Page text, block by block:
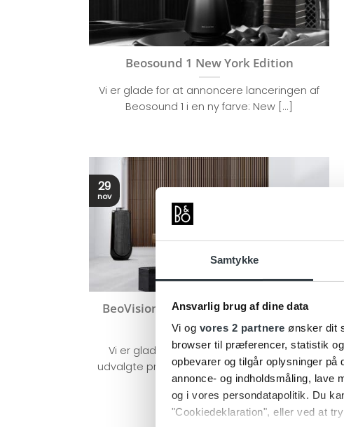
Samtykke
Ansvarlig brug af dine data
Vi og vores 2 partnere ønsker dit
browser til præferencer, statistik
opbevarer og tilgår oplysninger på
annonce- og indholdsmåling, lave
og i vores persondatapolitik. Du
"Cookiedeklaration", eller ved at
Beosound 1 New York Edition
Vi er glade for at annoncere lanceringen af
Beosound 1 i en ny farve: New [...]
BeoVision Eclipse & BeoLab 50 i Piano
Black
Vi er glade for at kunne præsentere de
udvalgte produkter Beolab 50 og BeoVision
Eclipse [...]
29
nov